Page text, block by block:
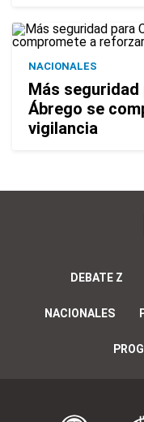
NACIONALES
Más
Ábrego se
vigilancia
DEBATE Z
NACIONALES